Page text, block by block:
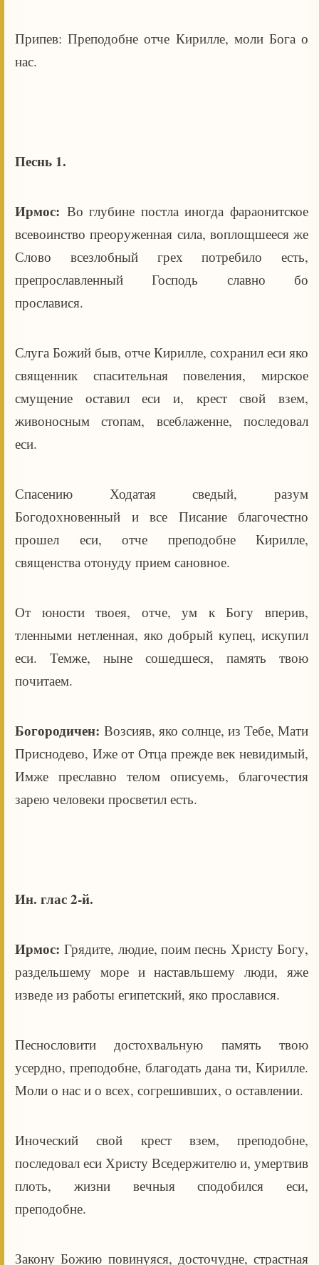
Припев: Преподобне отче Кирилле, моли Бога о
нас.
Песнь 1.
Ирмос: Во глубине постла иногда фараонитское
всевоинство преоруженная сила, воплощшееся же
Слово всезлобный грех потребило есть,
препрославленный Господь славно бо
прославися.
Слуга Божий быв, отче Кирилле, сохранил еси яко
священник спасительная повеления, мирское
смущение оставил еси и, крест свой взем,
живоносным стопам, всеблаженне, последовал
еси.
Спасению Ходатая сведый, разум
Богодохновенный и все Писание благочестно
прошел еси, отче преподобне Кирилле,
священства отонуду прием сановное.
От юности твоея, отче, ум к Богу вперив,
тленными нетленная, яко добрый купец, искупил
еси. Темже, ныне сошедшеся, память твою
почитаем.
Богородичен: Возсияв, яко солнце, из Тебе, Мати
Приснодево, Иже от Отца прежде век невидимый,
Имже преславно телом описуемь, благочестия
зарею человеки просветил есть.
Ин. глас 2-й.
Ирмос:Грядите, людие, поим песнь Христу Богу,
раздельшему море и наставльшему люди, яже
изведе из работы египетский, яко прославися.
Песнословити достохвальную память твою
усердно, преподобне, благодать дана ти, Кирилле.
Моли о нас и о всех, согрешивших, о оставлении.
Иноческий свой крест взем, преподобне,
последовал еси Христу Вседержителю и, умертвив
плоть, жизни вечныя сподобился еси,
преподобне.
Закону Божию повинуяся, досточудне, страстная